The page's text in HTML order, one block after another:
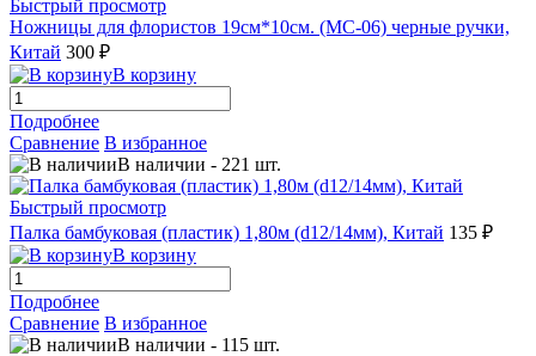
Быстрый просмотр
Ножницы для флористов 19см*10см. (МС-06) черные ручки,
Китай 300 ₽
В корзину
Подробнее
Сравнение В избранное
В наличии - 221 шт.
Быстрый просмотр
Палка бамбуковая (пластик) 1,80м (d12/14мм), Китай 135 ₽
В корзину
Подробнее
Сравнение В избранное
В наличии - 115 шт.